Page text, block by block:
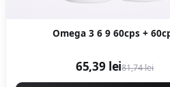
Omega 3 6 9 60cps +
65,39 lei81,74 lei